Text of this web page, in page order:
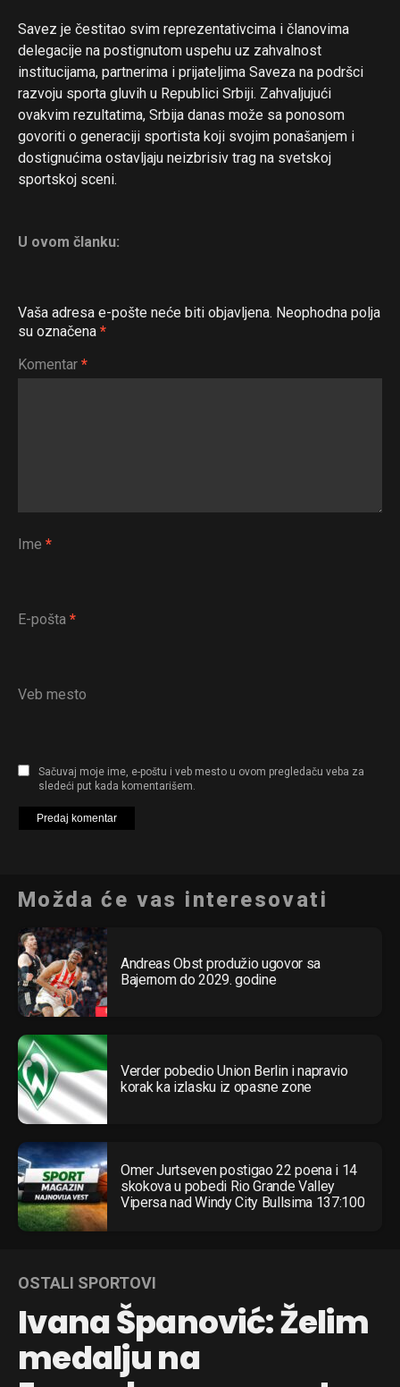
Savez je čestitao svim reprezentativcima i članovima
delegacije na postignutom uspehu uz zahvalnost
institucijama, partnerima i prijateljima Saveza na podršci
razvoju sporta gluvih u Republici Srbiji. Zahvaljujući
ovakvim rezultatima, Srbija danas može sa ponosom
govoriti o generaciji sportista koji svojim ponašanjem i
dostignućima ostavljaju neizbrisiv trag na svetskoj
sportskoj sceni.
U ovom članku:
Vaša adresa e-pošte neće biti objavljena. Neophodna polja
su označena *
Komentar *
Ime *
E-pošta *
Veb mesto
Sačuvaj moje ime, e-poštu i veb mesto u ovom pregledaču veba za
sledeći put kada komentarišem.
Možda će vas interesovati
Andreas Obst produžio ugovor sa
Bajernom do 2029. godine
Verder pobedio Union Berlin i napravio
korak ka izlasku iz opasne zone
Omer Jurtseven postigao 22 poena i 14
skokova u pobedi Rio Grande Valley
Vipersa nad Windy City Bullsima 137:100
OSTALI SPORTOVI
Ivana Španović: Želim
medalju na